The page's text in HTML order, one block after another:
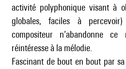
activité polyphonique visant à
globales, faciles à
compositeur n’abandonne
réintéresse à la mélodie.
Fascinant de bout en bout par